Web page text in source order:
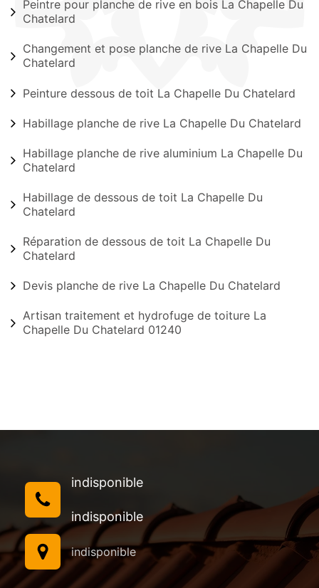
Peintre pour planche de rive en bois La Chapelle Du
Chatelard
Changement et pose planche de rive La Chapelle Du
Chatelard
Peinture dessous de toit La Chapelle Du Chatelard
Habillage planche de rive La Chapelle Du Chatelard
Habillage planche de rive aluminium La Chapelle Du
Chatelard
Habillage de dessous de toit La Chapelle Du
Chatelard
Réparation de dessous de toit La Chapelle Du
Chatelard
Devis planche de rive La Chapelle Du Chatelard
Artisan traitement et hydrofuge de toiture La
Chapelle Du Chatelard 01240
indisponible
indisponible
indisponible